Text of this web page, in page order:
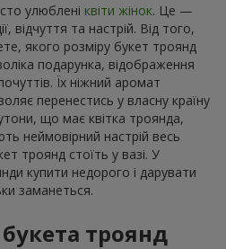
улюблені квіти жінок. Це —
відчуття та настрій. Від того,
якого розміру букет троянд
подарунка, відображення
Їх ніжний аромат
перенестись у власну країну
що має квітка троянда,
неймовірний настрій весь
троянд стоїть у вазі. У
купити недорого і дарувати
заманеться.
троянд